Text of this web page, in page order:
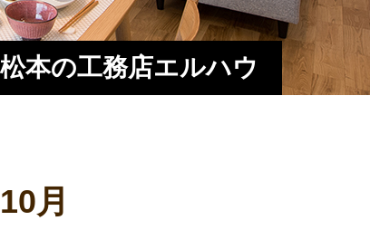
本の工務店エルハウ
月